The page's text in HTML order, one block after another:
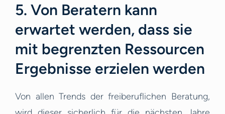
5. Von Beratern kann
erwartet werden, dass sie
mit begrenzten Ressourcen
Ergebnisse erzielen werden
Von allen Trends der freiberuflichen Beratung,